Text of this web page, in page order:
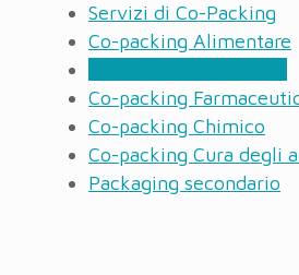
Servizi di Co-Packing
Co-packing Alimentare
Co-packing
Co-packing Chimico
Co-packing Cura degli
Packaging secondario